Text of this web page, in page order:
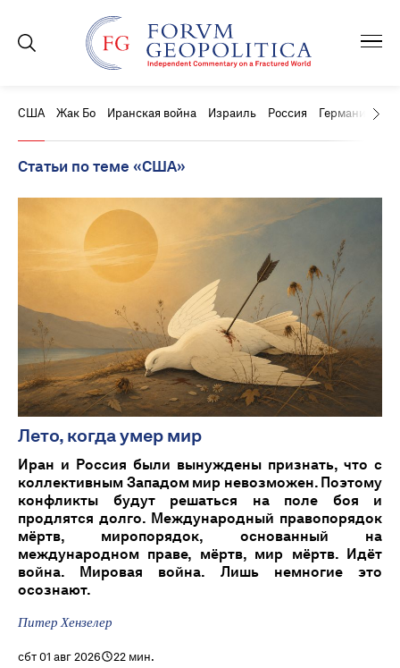
США Жак Бо Иранская война Израиль Россия Германия
Статьи по теме «США»
Лето, когда умер мир
Иран и Россия были вынуждены признать, что с
коллективным Западом мир невозможен. Поэтому
конфликты будут решаться на поле боя и
продлятся долго. Международный правопорядок
мёртв, миропорядок, основанный на
международном праве, мёртв, мир мёртв. Идёт
война. Мировая война. Лишь немногие это
осознают.
Питер Хензелер
сбт 01 авг 2026 22 мин.